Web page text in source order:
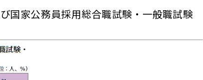
家公務員採用総合職試験・一般職試験